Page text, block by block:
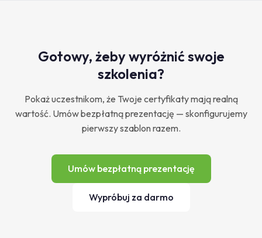
Gotowy, żeby wyróżnić swoje
szkolenia?
Pokaż uczestnikom, że Twoje certyfikaty mają realną
wartość. Umów bezpłatną prezentację — skonfigurujemy
pierwszy szablon razem.
Umów bezpłatną prezentację
Wypróbuj za darmo